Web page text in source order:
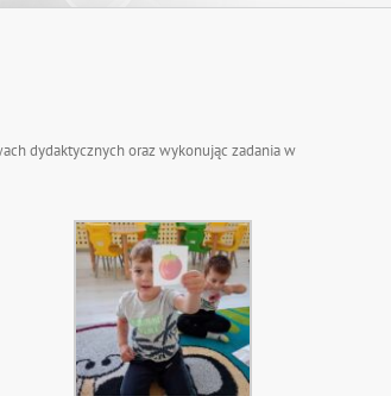
dydaktycznych oraz wykonując zadania w